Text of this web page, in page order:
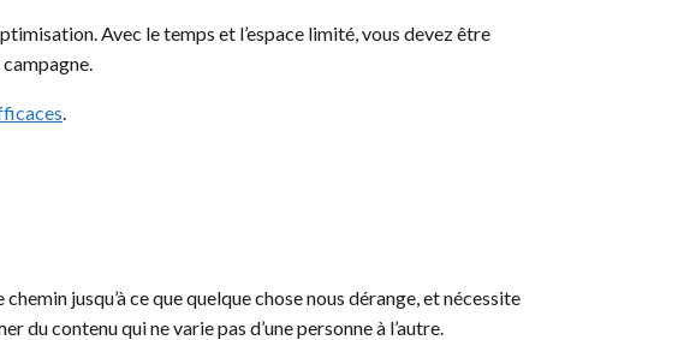
Avec le temps et l’espace limité, vous devez être
.
jusqu’à ce que quelque chose nous dérange, et nécessite
contenu qui ne varie pas d’une personne à l’autre.